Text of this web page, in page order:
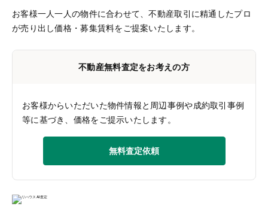
お客様一人一人の物件に合わせて、不動産取引に精通したプロ
が売り出し価格・募集賃料をご提案いたします。
不動産無料査定をお考えの方
お客様からいただいた物件情報と周辺事例や成約取引事例
等に基づき、価格をご提示いたします。
無料査定依頼